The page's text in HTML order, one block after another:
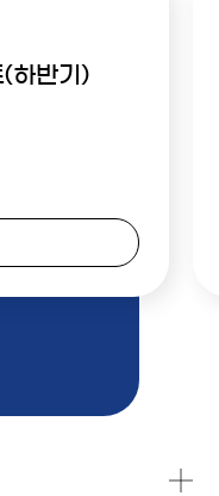
(하반기)